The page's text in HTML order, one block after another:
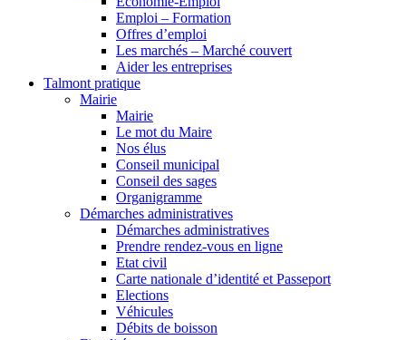
Emploi – Formation
Offres d’emploi
Les marchés – Marché couvert
Aider les entreprises
Talmont pratique
Mairie
Mairie
Le mot du Maire
Nos élus
Conseil municipal
Conseil des sages
Organigramme
Démarches administratives
Démarches administratives
Prendre rendez-vous en ligne
Etat civil
Carte nationale d’identité et Passeport
Elections
Véhicules
Débits de boisson